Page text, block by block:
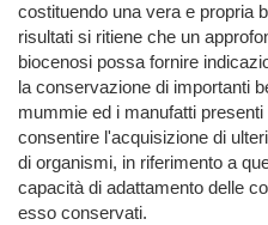
costituendo una vera e propria
risultati si ritiene che un
biocenosi possa fornire
la conservazione di importanti
mummie ed i manufatti
consentire l'acquisizione di
di organismi, in riferimento a
capacità di adattamento delle
esso conservati.